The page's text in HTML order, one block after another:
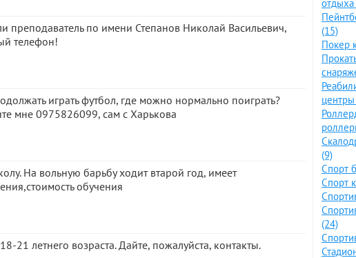
преподаватель по имени Степанов Николай Васильевич,
телефон!
играть футбол, где можно нормально поиграть?
мне 0975826099, сам с Харькова
На вольную барьбу ходит втарой год, имеет
обучения
21 летнего возраста. Дайте, пожалуйста, контакты.
отдыха
(15)
Покер
(9)
Спорт
Спорт
(24)